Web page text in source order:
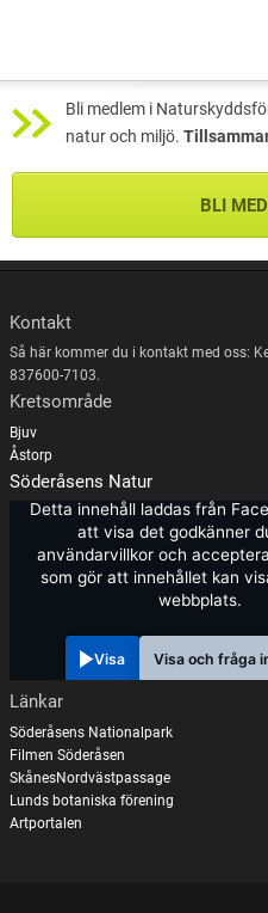
Bli medlem i
natur och miljö.
BLI
Kontakt
Så här kommer du i kontakt med oss:
837600-7103.
Kretsområde
Bjuv
Åstorp
Söderåsens Natur
Detta innehåll laddas från
att visa det godkänner
användarvillkor och
som gör att innehållet kan
webbplats.
Visa Visa och fråga
Länkar
Söderåsens Nationalpark
Filmen Söderåsen
SkånesNordvästpassage
Lunds botaniska förening
Artportalen